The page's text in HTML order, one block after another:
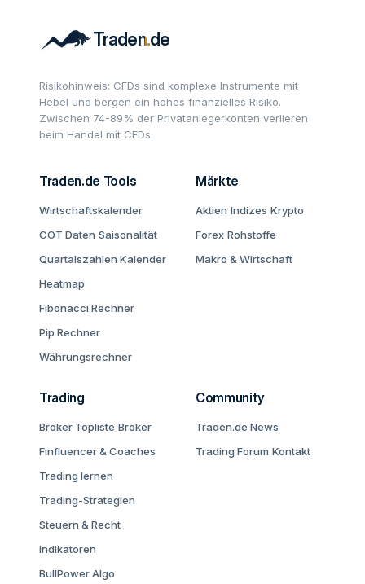
Risikohinweis: CFDs sind komplexe Instrumente mit
Hebel und bergen ein hohes finanzielles Risiko.
Zwischen 74-89% der Privatanlegerkonten verlieren
beim Handel mit CFDs.
Traden.de Tools
Wirtschaftskalender
COT Daten Saisonalität
Quartalszahlen Kalender
Heatmap
Fibonacci Rechner
Pip Rechner
Währungsrechner
Märkte
Aktien Indizes Krypto
Forex Rohstoffe
Makro & Wirtschaft
Trading
Broker Topliste Broker
Finfluencer & Coaches
Trading lernen
Trading-Strategien
Steuern & Recht
Indikatoren
BullPower Algo
Community
Traden.de News
Trading Forum Kontakt